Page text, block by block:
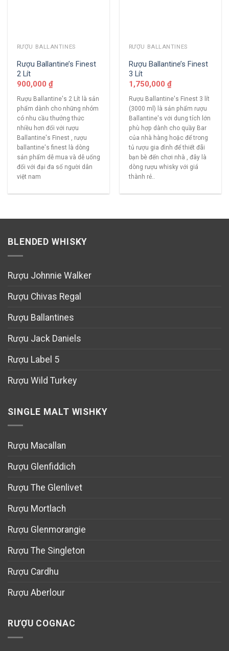
RƯỢU BALLANTINES
Rượu Ballantine’s Finest
2 Lít
900,000 ₫
Rượu Ballantine's 2 Lít là sản
phẩm dành cho những nhóm
có nhu cầu thưởng thức
nhiều hơn đối với rượu
Ballantine's Finest , rượu
ballantine's finest là dòng
sản phẩm dễ mua và dễ uống
đối với đại đa số người dân
việt nam
RƯỢU BALLANTINES
Rượu Ballantine’s Finest
3 Lít
1,750,000 ₫
Rượu Ballantine's Finest 3 lít
(3000 ml) là sản phẩm rượu
Ballantine's với dung tích lớn
phù hợp dành cho quầy Bar
của nhà hàng hoặc để trong
tủ rượu gia đình để thiết đãi
bạn bè đến chơi nhà , đây là
dòng rượu whisky với giá
thành rẻ..
BLENDED WHISKY
Rượu Johnnie Walker
Rượu Chivas Regal
Rượu Ballantines
Rượu Jack Daniels
Rượu Label 5
Rượu Wild Turkey
SINGLE MALT WISHKY
Rượu Macallan
Rượu Glenfiddich
Rượu The Glenlivet
Rượu Mortlach
Rượu Glenmorangie
Rượu The Singleton
Rượu Cardhu
Rượu Aberlour
RƯỢU COGNAC